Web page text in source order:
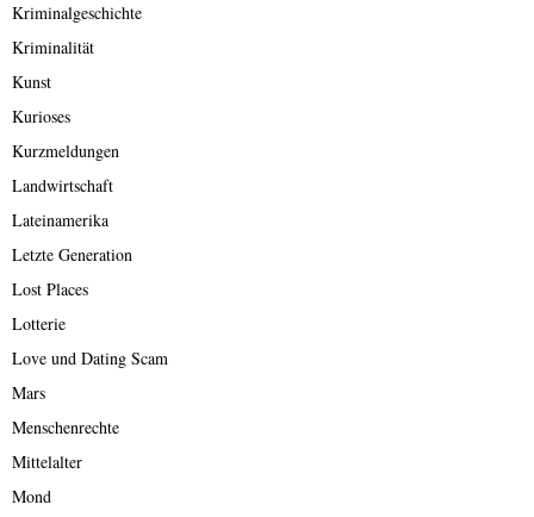
Kriminalgeschichte
Kriminalität
Kunst
Kurioses
Kurzmeldungen
Landwirtschaft
Lateinamerika
Letzte Generation
Lost Places
Lotterie
Love und Dating Scam
Mars
Menschenrechte
Mittelalter
Mond